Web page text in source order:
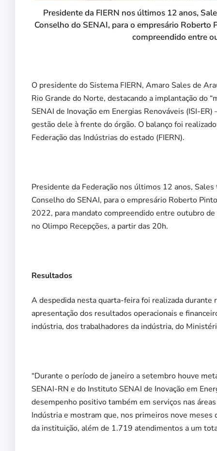
Presidente da FIERN nos últimos 12 anos,
Conselho do SENAI, para o empresário
compreendido entre
O presidente do Sistema FIERN, Amaro Sales de
Rio Grande do Norte, destacando a implantação do
SENAI de Inovação em Energias Renováveis (ISI-
gestão dele à frente do órgão. O balanço foi
Federação das Indústrias do estado (FIERN).
Presidente da Federação nos últimos 12 anos,
Conselho do SENAI, para o empresário Roberto
2022, para mandato compreendido entre outubro
no Olimpo Recepções, a partir das 20h.
Resultados
A despedida nesta quarta-feira foi realizada durante
apresentação dos resultados operacionais e
indústria, dos trabalhadores da indústria, do
“Durante o período de janeiro a setembro houve
SENAI-RN e do Instituto SENAI de Inovação em
desempenho positivo também em serviços nas
Indústria e mostram que, nos primeiros nove
da instituição, além de 1.719 atendimentos a um